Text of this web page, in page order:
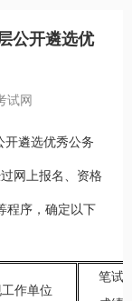
公开遴选优
试网
开遴选优秀公务
网上报名、资格
程序，确定以下
作单位
笔试